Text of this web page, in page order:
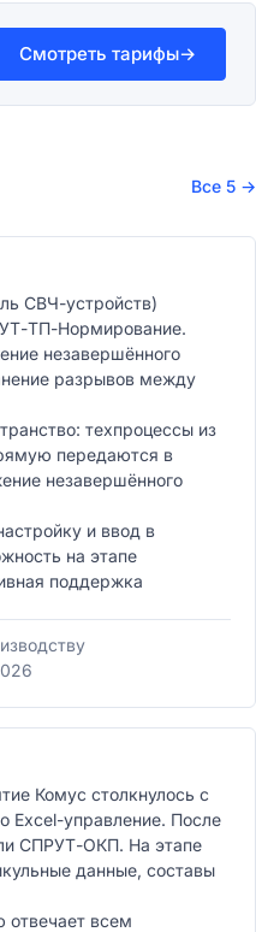
Смотреть тарифы→
Все 5 →
СВЧ-устройств)
ТП-Нормирование.
незавершённого
разрывов между
техпроцессы из
передаются в
незавершённого
и ввод в
на этапе
поддержка
Комус столкнулось с
Excel-управление. После
СПРУТ-ОКП. На этапе
данные, составы
всем